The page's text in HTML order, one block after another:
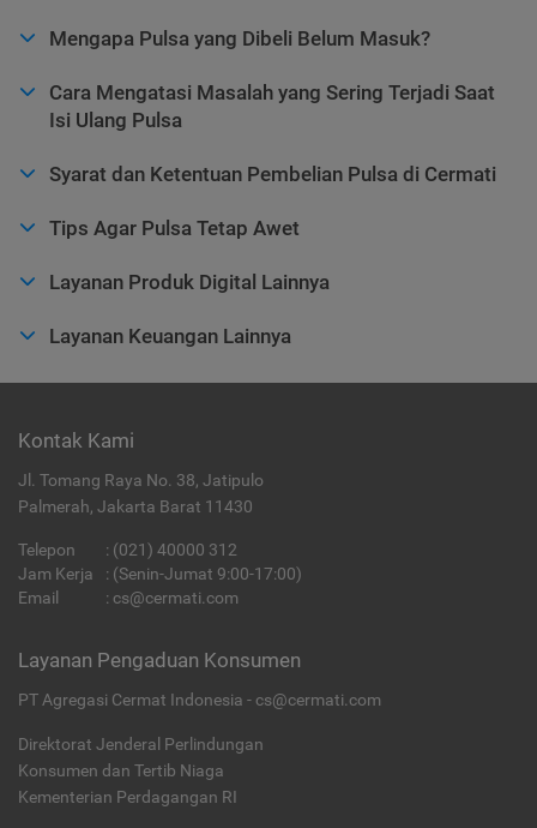
Mengapa Pulsa yang Dibeli Belum Masuk?
Cara Mengatasi Masalah yang Sering Terjadi Saat
Isi Ulang Pulsa
Syarat dan Ketentuan Pembelian Pulsa di Cermati
Tips Agar Pulsa Tetap Awet
Layanan Produk Digital Lainnya
Layanan Keuangan Lainnya
Kontak Kami
Jl. Tomang Raya No. 38, Jatipulo
Palmerah, Jakarta Barat 11430
Telepon : (021) 40000 312
Jam Kerja
: (Senin-Jumat 9:00-17:00)
Email
: cs@cermati.com
Layanan Pengaduan Konsumen
PT Agregasi Cermat Indonesia - cs@cermati.com
Direktorat Jenderal Perlindungan
Konsumen dan Tertib Niaga
Kementerian Perdagangan RI